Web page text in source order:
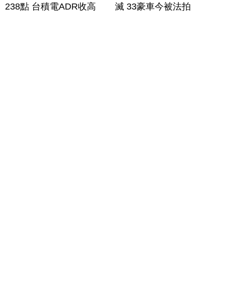
238點 台積電ADR收高
滅 33豪車今被法拍